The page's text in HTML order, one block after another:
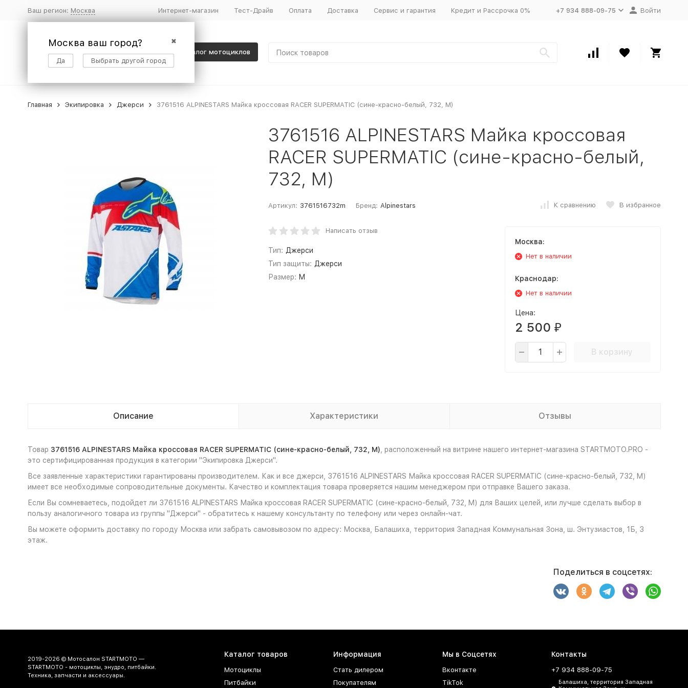
Ваш регион: Москва
✖
Москва ваш город?
Да Выбрать другой город
Интернет-магазин Тест-Драйв Оплата Доставка Сервис и гарантия Кредит и Рассрочка 0% +7 934 888-09-75 Войти
Каталог мотоциклов
Главная Экипировка Джерси 3761516 ALPINESTARS Майка кроссовая RACER SUPERMATIC (сине-красно-белый, 732, M)
3761516 ALPINESTARS Майка кроссовая
RACER SUPERMATIC (сине-красно-белый,
732, M)
Артикул: 3761516732m Бренд: Alpinestars К сравнению В избранное
Написать отзыв
Тип: Джерси
Тип защиты: Джерси
Размер: M
Москва:
Нет в наличии
Краснодар:
Нет в наличии
Цена:
2 500 ₽
В корзину
Описание Характеристики Отзывы
Товар 3761516 ALPINESTARS Майка кроссовая RACER SUPERMATIC (сине-красно-белый, 732, M) , расположенный на витрине нашего интернет-магазина STARTMOTO.PRO -
это сертифицированная продукция в категории "Экипировка Джерси".
Все заявленные характеристики гарантированы производителем. Как и все джерси, 3761516 ALPINESTARS Майка кроссовая RACER SUPERMATIC (сине-красно-белый, 732, M)
имеет все необходимые сопроводительные документы. Качество и комплектация товара проверяется нашим менеджером при отправке Вашего заказа.
Если Вы сомневаетесь, подойдет ли 3761516 ALPINESTARS Майка кроссовая RACER SUPERMATIC (сине-красно-белый, 732, M) для Ваших целей, или лучше сделать выбор в
пользу аналогичного товара из группы "Джерси" - обратитесь к нашему консультанту по телефону или через онлайн-чат.
Вы можете оформить доставку по городу Москва или забрать самовывозом по адресу: Москва, Балашиха, территория Западная Коммунальная Зона, ш. Энтузиастов, 1Б, 3
этаж.
Поделиться в соцсетях:
2019-2026 © Мотосалон STARTMOTO —
STARTMOTO - мотоциклы, энудро, питбайки.
Техника, запчасти и аксессуары.
Каталог товаров
Мотоциклы
Питбайки
Информация
Стать дилером
Покупателям
Мы в Соцсетях
Вконтакте
TikTok
Контакты
+7 934 888-09-75
Балашиха, территория Западная